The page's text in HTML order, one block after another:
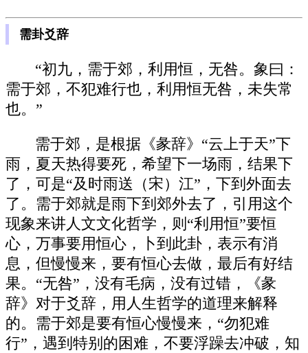
需卦爻辞
“初九，需于郊，利用恒，无咎。象曰：
需于郊，不犯难行也，利用恒无咎，未失常
也。”
需于郊，是根据《彖辞》“云上于天”下
雨，夏天热得要死，希望下一场雨，结果下
了，可是“及时雨送（宋）江”，下到外面去
了。需于郊就是雨下到郊外去了，引用这个
现象来讲人文文化哲学，则“利用恒”要恒
心，万事要用恒心，卜到此卦，表示有消
息，但慢慢来，要有恒心去做，最后有好结
果。“无咎”，没有毛病，没有过错，《彖
辞》对于爻辞，用人生哲学的道理来解释
的。需于郊是要有恒心慢慢来，“勿犯难
行”，遇到特别的困难，不要浮躁去冲破，知